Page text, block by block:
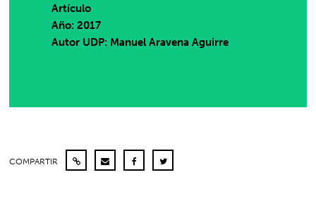
Artículo
Año: 2017
Autor UDP: Manuel Aravena Aguirre
COMPARTIR